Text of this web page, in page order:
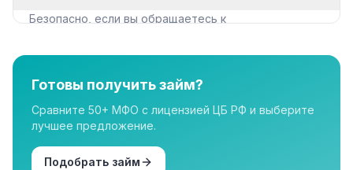
Безопасно, если вы обращаетесь к
организации в нашем каталоге имеют лицензию.
Готовы получить займ?
Сравните 50+ МФО с лицензией ЦБ РФ и выберите
лучшее предложение.
Подобрать займ